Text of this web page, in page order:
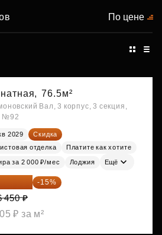
По цене
76.5м²
Вал, 3 корпус, 3 секция,
№92
2029
Скидка
отделка
Платите как хотите
за 2 000 ₽/мес Лоджия Ещё
983 ₽ -15%
450 ₽
₽ за м²